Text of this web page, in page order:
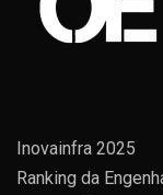
Inovainfra 2025
Ranking da